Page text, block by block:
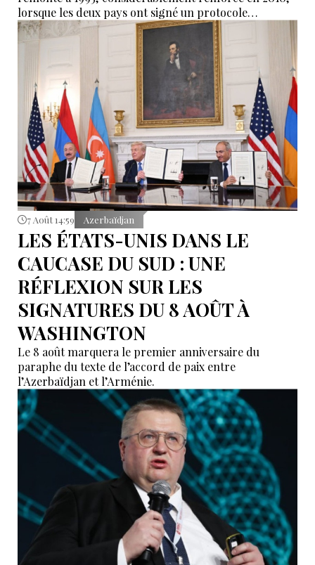
lorsque les deux pays ont signé un protocole
additionnel prolongeant sa validité jusqu’en 2044.
7 Août 14:59 Azerbaïdjan
LES ÉTATS-UNIS DANS LE
CAUCASE DU SUD : UNE
RÉFLEXION SUR LES
SIGNATURES DU 8 AOÛT À
WASHINGTON
Le 8 août marquera le premier anniversaire du
paraphe du texte de l’accord de paix entre
l’Azerbaïdjan et l’Arménie.